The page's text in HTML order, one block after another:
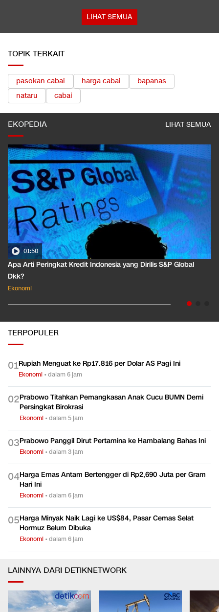
LIHAT SEMUA
TOPIK TERKAIT
pasokan cabai harga cabai
bapanas
nataru
cabai
EKOPEDIA LIHAT SEMUA
01:50
Apa Arti Peringkat Kredit Indonesia yang Dirilis S&P Global
Dkk?
Ekonomi
TERPOPULER
01Rupiah Menguat ke Rp17.816 per Dolar AS Pagi Ini
Ekonomi •dalam 6 jam
02Prabowo Titahkan Pemangkasan Anak Cucu BUMN Demi
Persingkat Birokrasi
Ekonomi •dalam 5 jam
03Prabowo Panggil Dirut Pertamina ke Hambalang Bahas Ini
Ekonomi •dalam 3 jam
04Harga Emas Antam Bertengger di Rp2,690 Juta per Gram
Hari Ini
Ekonomi •dalam 6 jam
05Harga Minyak Naik Lagi ke US$84, Pasar Cemas Selat
Hormuz Belum Dibuka
Ekonomi •dalam 6 jam
LAINNYA DARI DETIKNETWORK